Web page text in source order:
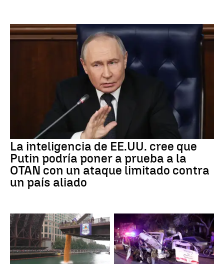
La inteligencia de EE.UU. cree que
Putin podría poner a prueba a la
OTAN con un ataque limitado contra
un país aliado